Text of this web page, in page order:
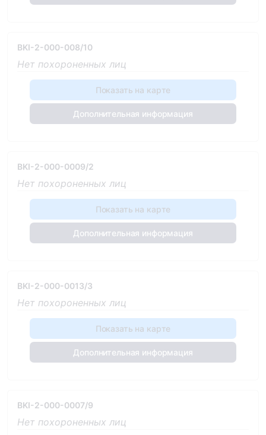
BKI-2-000-008/10
Нет похороненных лиц
Показать на карте
Дополнительная информация
BKI-2-000-0009/2
Нет похороненных лиц
Показать на карте
Дополнительная информация
BKI-2-000-0013/3
Нет похороненных лиц
Показать на карте
Дополнительная информация
BKI-2-000-0007/9
Нет похороненных лиц